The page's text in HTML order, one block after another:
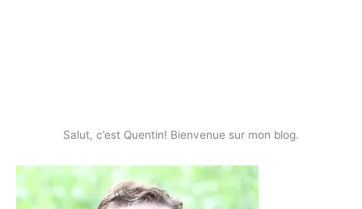
Salut, c’est Quentin! Bienvenue sur mon blog.